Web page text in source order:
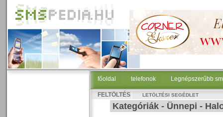
főoldal telefonok Legnépszerűbb
FELTÖLTÉS LETÖLTÉSI SEGÉDLET
Kategóriák - Ünnepi -